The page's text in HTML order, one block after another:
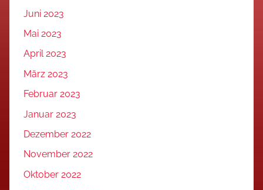
Juni 2023
Mai 2023
April 2023
März 2023
Februar 2023
Januar 2023
Dezember 2022
November 2022
Oktober 2022